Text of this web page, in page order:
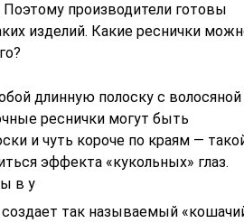
производители готовы
изделий. Какие реснички
длинную полоску с волосяной
реснички могут быть
и чуть короче по краям —
эффекта «кукольных» глаз.
в у
так называемый